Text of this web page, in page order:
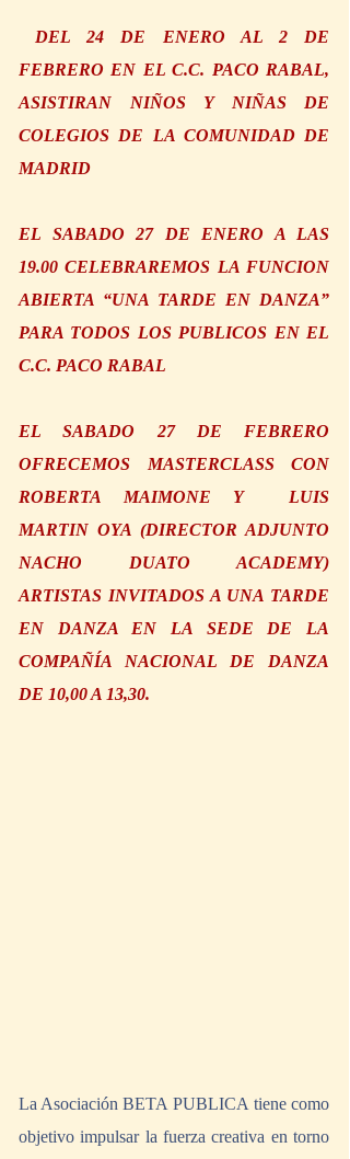
DEL 24 DE ENERO AL 2 DE
FEBRERO EN EL C.C. PACO RABAL,
ASISTIRAN NIÑOS Y NIÑAS DE
COLEGIOS DE LA COMUNIDAD DE
MADRID
EL SABADO 27 DE ENERO A LAS
19.00 CELEBRAREMOS LA FUNCION
ABIERTA “UNA TARDE EN DANZA”
PARA TODOS LOS PUBLICOS EN EL
C.C. PACO RABAL
EL SABADO 27 DE FEBRERO
OFRECEMOS MASTERCLASS CON
ROBERTA MAIMONE Y  LUIS
MARTIN OYA (DIRECTOR ADJUNTO
NACHO DUATO ACADEMY)
ARTISTAS INVITADOS A UNA TARDE
EN DANZA EN LA SEDE DE LA
COMPAÑÍA NACIONAL DE DANZA
DE 10,00 A 13,30.
La Asociación BETA PUBLICA tiene como
objetivo impulsar la fuerza creativa en torno